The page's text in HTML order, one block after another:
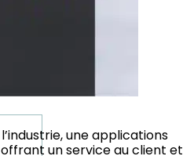
une applications
un service au client et